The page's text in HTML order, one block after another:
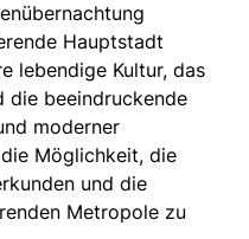
Hauptstadt
lebendige Kultur, das
die beeindruckende
moderner
Möglichkeit, die
und die
Metropole zu